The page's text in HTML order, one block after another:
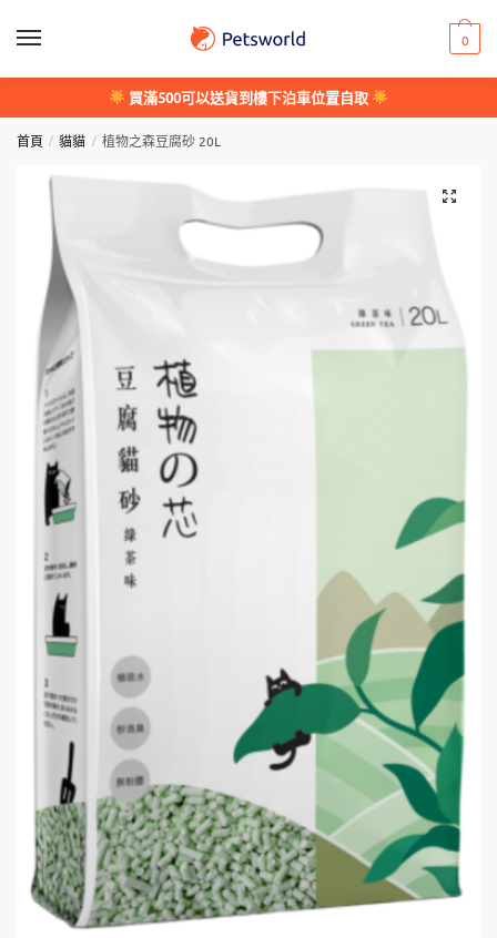
0
買滿500可以送貨到樓下泊車位置自取
首頁 / 貓貓 / 植物之森豆腐砂 20L